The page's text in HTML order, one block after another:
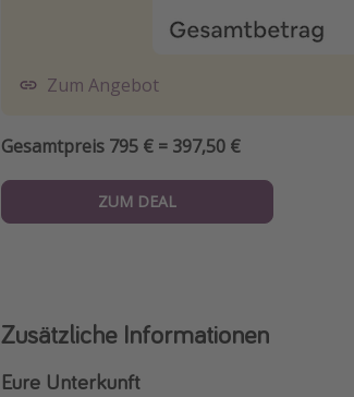
Zum Angebot
Gesamtpreis 795 € = 397,50 €
ZUM DEAL
Zusätzliche Informationen
Eure Unterkunft